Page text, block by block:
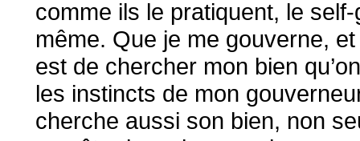
comme ils le pratiquent, le
même. Que je me gouverne,
est de chercher mon bien
les instincts de mon
cherche aussi son bien, non